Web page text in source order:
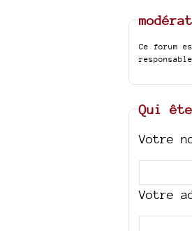
Ce forum
Qui
Votre
Votre